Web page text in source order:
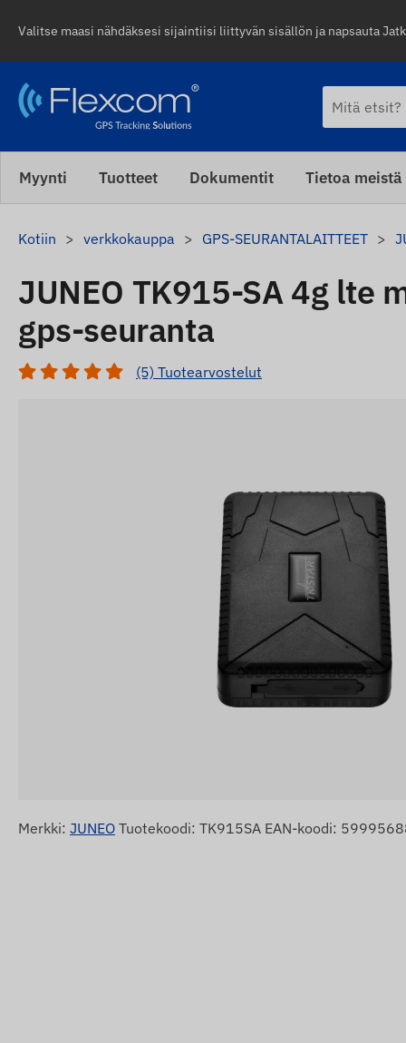
Valitse maasi nähdäksesi sijaintiisi liittyvän sisällön ja napsauta
Myynti Tuotteet Dokumentit Tietoa meistä
Kotiin verkkokauppa GPS-SEURANTALAITTEET
JUNEO TK915-SA 4g lte
gps-seuranta
(5) Tuotearvostelut
Merkki: JUNEO Tuotekoodi: TK915SA EAN-koodi: